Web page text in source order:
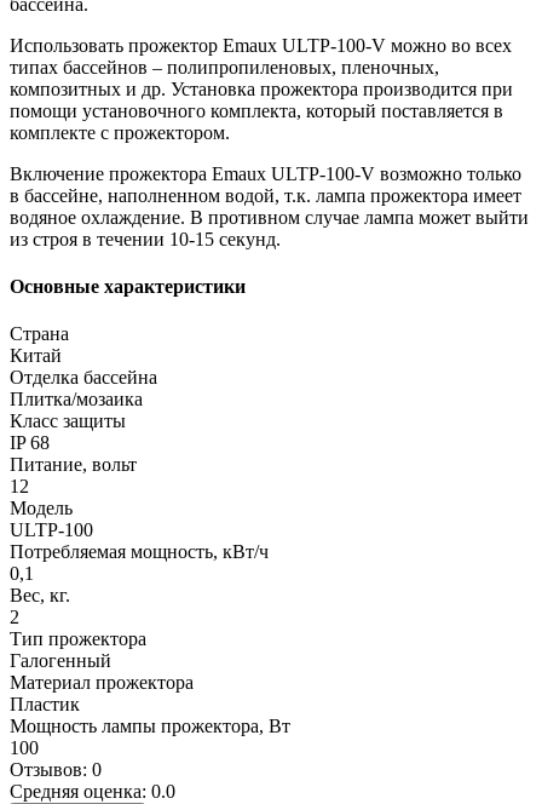
Использовать прожектор Emaux ULTP-100-V можно во всех
типах бассейнов – полипропиленовых, пленочных,
композитных и др. Установка прожектора производится при
помощи установочного комплекта, который поставляется в
комплекте с прожектором.
Включение прожектора Emaux ULTP-100-V возможно только
в бассейне, наполненном водой, т.к. лампа прожектора имеет
водяное охлаждение. В противном случае лампа может выйти
из строя в течении 10-15 секунд.
Основные характеристики
Страна
Китай
Отделка бассейна
Плитка/мозаика
Класс защиты
IP 68
Питание, вольт
12
Модель
ULTP-100
Потребляемая мощность, кВт/ч
0,1
Вес, кг.
2
Тип прожектора
Галогенный
Материал прожектора
Пластик
Мощность лампы прожектора, Вт
100
Отзывов: 0
Средняя оценка: 0.0